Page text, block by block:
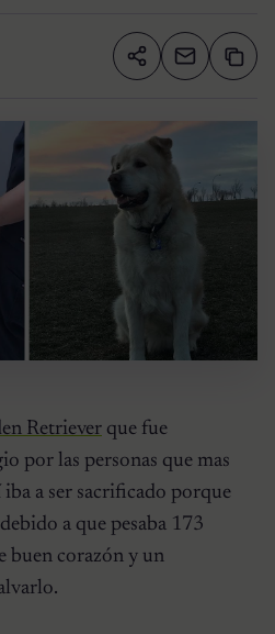
Compartir
Retriever que fue
por las personas que mas
a ser sacrificado porque
a que pesaba 173
buen corazón y un